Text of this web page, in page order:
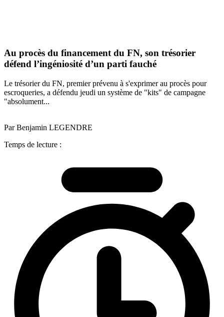
Au procès du financement du FN, son trésorier
défend l’ingéniosité d’un parti fauché
Le trésorier du FN, premier prévenu à s'exprimer au procès pour
escroqueries, a défendu jeudi un système de "kits" de campagne
"absolument...
Par Benjamin LEGENDRE
Temps de lecture :